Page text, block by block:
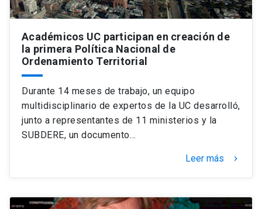
Académicos UC participan en creación de
la primera Política Nacional de
Ordenamiento Territorial
Durante 14 meses de trabajo, un equipo
multidisciplinario de expertos de la UC desarrolló,
junto a representantes de 11 ministerios y la
SUBDERE, un documento…
Leer más keyboard_arrow_right